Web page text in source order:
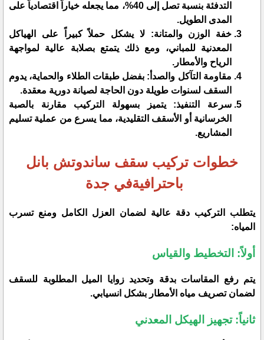
التدفئة بنسبة تصل إلى 40%، مما يجعله خياراً اقتصادياً على
المدى الطويل.
​خفة الوزن والمتانة: لا يشكل حملاً كبيراً على الهياكل
المعدنية للمباني، ومع ذلك يتمتع بصلابة عالية لمواجهة
الرياح والأمطار.
​مقاومة التآكل والصدأ: بفضل طبقات الطلاء والحماية، يدوم
السقف لسنوات طويلة دون الحاجة لصيانة دورية معقدة.
​سرعة التنفيذ: يتميز بسهولة التركيب مقارنة بالصبة
الخرسانية أو الأسقف التقليدية، مما يسرع من عملية تسليم
المشاريع.
​خطوات تركيب سقف ساندوتش بانل
باحترافيةفي جدة
​يتطلب التركيب دقة عالية لضمان العزل الكامل ومنع تسرب
المياه:
​أولاً: التخطيط والقياس
​يتم رفع المقاسات بدقة وتحديد زوايا الميل المطلوبة للسقف
لضمان تصريف مياه الأمطار بشكل انسيابي.
​ثانياً: تجهيز الهيكل المعدني